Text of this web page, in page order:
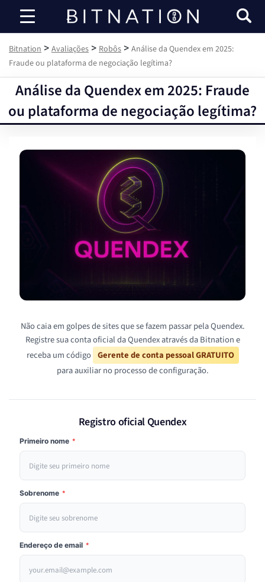
Bitnation
Bitnation > Avaliações > Robôs > Análise da Quendex em 2025:
Fraude ou plataforma de negociação legítima?
Análise da Quendex em 2025: Fraude
ou plataforma de negociação legítima?
Não caia em golpes de sites que se fazem passar pela Quendex.
Registre sua conta oficial da Quendex através da Bitnation e
receba um código Gerente de conta pessoal GRATUITO
para auxiliar no processo de configuração.
Registro oficial Quendex
Primeiro nome *
Sobrenome *
Endereço de email *